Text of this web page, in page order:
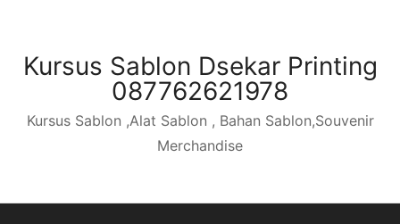
contentKursus Sablon Dsekar Printing
087762621978
Kursus Sablon ,Alat Sablon , Bahan Sablon,Souvenir
Merchandise